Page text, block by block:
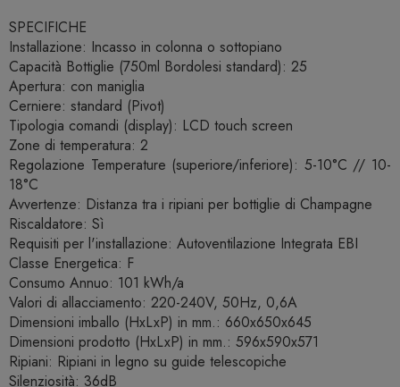
SPECIFICHE
Installazione: Incasso in colonna o sottopiano
Capacità Bottiglie (750ml Bordolesi standard): 25
Apertura: con maniglia
Cerniere: standard (Pivot)
Tipologia comandi (display): LCD touch screen
Zone di temperatura: 2
Regolazione Temperature (superiore/inferiore): 5-10°C // 10-
18°C
Avvertenze: Distanza tra i ripiani per bottiglie di Champagne
Riscaldatore: Sì
Requisiti per l'installazione: Autoventilazione Integrata EBI
Classe Energetica: F
Consumo Annuo: 101 kWh/a
Valori di allacciamento: 220-240V, 50Hz, 0,6A
Dimensioni imballo (HxLxP) in mm.: 660x650x645
Dimensioni prodotto (HxLxP) in mm.: 596x590x571
Ripiani: Ripiani in legno su guide telescopiche
Silenziosità: 36dB